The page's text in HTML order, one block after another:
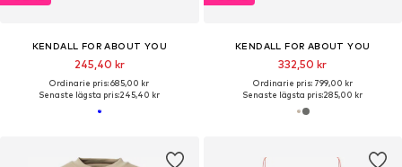
KENDALL FOR ABOUT YOU
245,40 kr
Ordinarie pris: 685,00 kr
Senaste lägsta pris:245,40 kr
KENDALL FOR ABOUT YOU
332,50 kr
Ordinarie pris: 799,00 kr
Senaste lägsta pris:285,00 kr